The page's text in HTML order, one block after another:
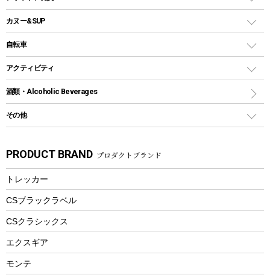
テントアクセサリー
ペグ
ポール
グランドシート
ツール
ソロキャンプ用グリル
鉄板、アミ
焚き火台&ストーブ
火起こし
バーベキューツール
クッカーセット
シェラカップ
クッキングツール
ナイフ
カトラリー
マグカップ、カップ
ステンレスボトル
フードボトル
トレー
ランチョンマット
ランチボックス
ワンタッチタイプ
プラスチックボトル
ディズニーボトル
ウォータージャグ
保冷剤
バックパック&バッグ
リュック、バックパック
トートバッグ、サコッシュ
ショッピングキャリー
その他アウトドア雑貨
スプレー関係
ツール、他
カヌー&SUP
インフレータブル
カヤック
パドル
ヘルメット
エアーポンプ
アクセサリー
自転車
折りたたみ自転車
スポーツサイクル
シティサイクル
自転車ウェア
アクティビティ
マリン
ラッシュガード
パラソル
フローティングベスト
エアーポンプ
ビーチテント
ウィンター
酒類・Alcoholic Beverages
その他
湯たんぽ
防災用品
PRODUCT BRAND プロダクトブランド
トレッカー
CSブラックラベル
CSクラシックス
エクスギア
モンテ